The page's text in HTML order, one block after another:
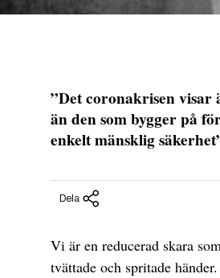
”Det coronakrisen visar
än den som bygger på
enkelt mänsklig
Dela
Vi är en reducerad skara
tvättade och spritade